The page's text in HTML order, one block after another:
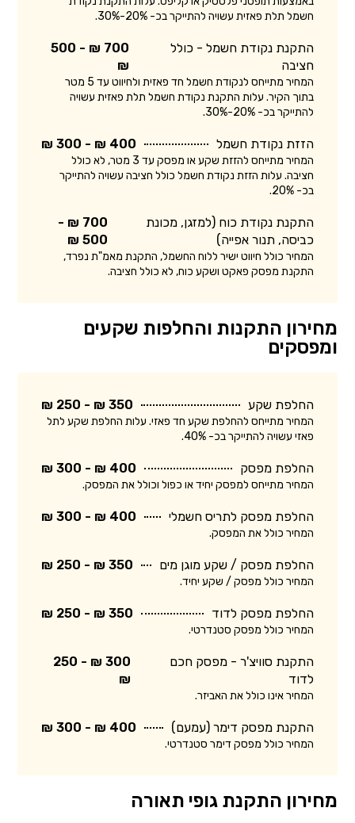
חשמל תלת פאזית עשויה להתייקר בכ- 20%-30%.
התקנת נקודת חשמל - כולל
חציבה
700 ₪ - 500
₪
המחיר מתייחס לנקודת חשמל חד פאזית ולחיווט עד 5 מטר
בתוך הקיר. עלות התקנת נקודת חשמל תלת פאזית עשויה
להתייקר בכ- 20%-30%.
הזזת נקודת חשמל 400 ₪ - 300 ₪
המחיר מתייחס להזזת שקע או מפסק עד 3 מטר, לא כולל
חציבה. עלות הזזת נקודת חשמל כולל חציבה עשויה להתייקר
בכ- 20%.
התקנת נקודת כוח (למזגן, מכונת
כביסה, תנור אפייה)
700 ₪ -
500 ₪
המחיר כולל חיווט ישיר ללוח החשמל, התקנת מאמ"ת נפרד,
התקנת מפסק פאקט ושקע כוח, לא כולל חציבה.
מחירון התקנות והחלפות שקעים
ומפסקים
החלפת שקע 350 ₪ - 250 ₪
המחיר מתייחס להחלפת שקע חד פאזי. עלות החלפת שקע לתל
פאזי עשויה להתייקר בכ- 40%.
החלפת מפסק 400 ₪ - 300 ₪
המחיר מתייחס למפסק יחיד או כפול וכולל את המפסק.
החלפת מפסק לתריס חשמלי 400 ₪ - 300 ₪
המחיר כולל את המפסק.
החלפת מפסק / שקע מוגן מים 350 ₪ - 250 ₪
המחיר כולל מפסק / שקע יחיד.
החלפת מפסק לדוד 350 ₪ - 250 ₪
המחיר כולל מפסק סטנדרטי.
התקנת סוויצ'ר - מפסק חכם
לדוד
300 ₪ - 250
₪
המחיר אינו כולל את האביזר.
התקנת מפסק דימר (עמעם) 400 ₪ - 300 ₪
המחיר כולל מפסק דימר סטנדרטי.
מחירון התקנת גופי תאורה